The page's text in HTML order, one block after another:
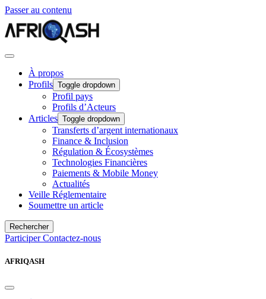
Passer au contenu
À propos
Profils Toggle dropdown
Profil pays
Profils d’Acteurs
Articles Toggle dropdown
Transferts d’argent internationaux
Finance & Inclusion
Régulation & Écosystèmes
Technologies Financières
Paiements & Mobile Money
Actualités
Veille Réglementaire
Soumettre un article
Rechercher
ParticiperContactez-nous
AFRIQASH